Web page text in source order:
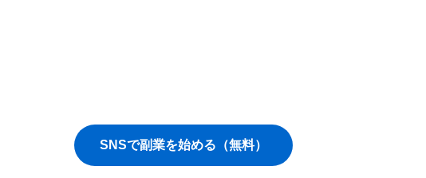
SNSで副業を始める（無料）